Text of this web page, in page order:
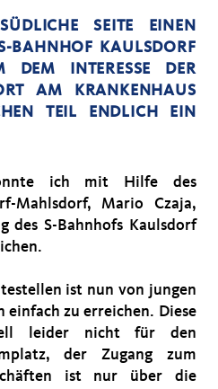
SEITE EINEN
BAHNHOF KAULSDORF
DEM INTERESSE DER
AM KRANKENHAUS
TEIL ENDLICH EIN
ich mit Hilfe des
Mahlsdorf, Mario Czaja,
des S-Bahnhofs Kaulsdorf
ist nun von jungen
einfach zu erreichen. Diese
leider nicht für den
der Zugang zum
ist nur über die